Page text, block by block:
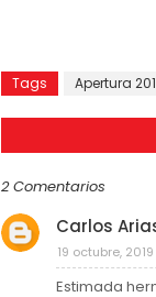
Tags Apertura
2 Comentarios
Carlos
19 octubre,
Estimada